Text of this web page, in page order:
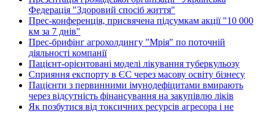
Федерація "Здоровий спосіб життя"
Прес-конференція, присвячена підсумкам акції "10 000
км за 7 днів"
Прес-брифінг агрохолдингу "Мрія" по поточній
діяльності компанії
Пацієнт-орієнтовані моделі лікування туберкульозу
Сприяння експорту в ЄС через масову освіту бізнесу
Пацієнти з первинними імунодефіцитами вмирають
через відсутність фінансування на закупівлю ліків
Як позбутися від токсичних ресурсів агресора і не